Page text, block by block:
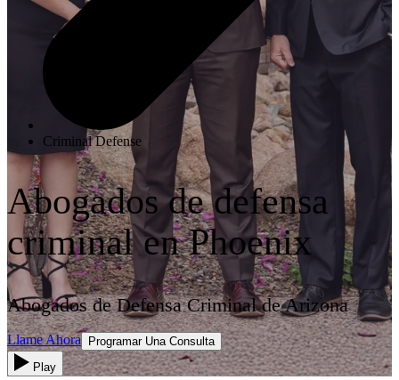
Criminal Defense
Abogados de defensa
criminal en Phoenix
Abogados de Defensa Criminal de Arizona
Llame Ahora
Programar Una Consulta
Play